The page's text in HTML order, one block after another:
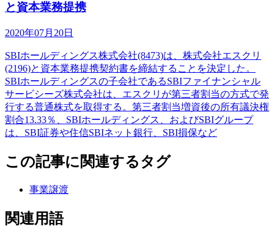
と資本業務提携
2020年07月20日
SBIホールディングス株式会社(8473)は、株式会社エスクリ
(2196)と資本業務提携契約書を締結することを決定した。
SBIホールディングスの子会社であるSBIファイナンシャル
サービシーズ株式会社は、エスクリが第三者割当の方式で発
行する普通株式を取得する。第三者割当増資後の所有議決権
割合13.33％、SBIホールディングス、およびSBIグループ
は、SBI証券や住信SBIネット銀行、SBI損保など
この記事に関連するタグ
事業譲渡
関連用語